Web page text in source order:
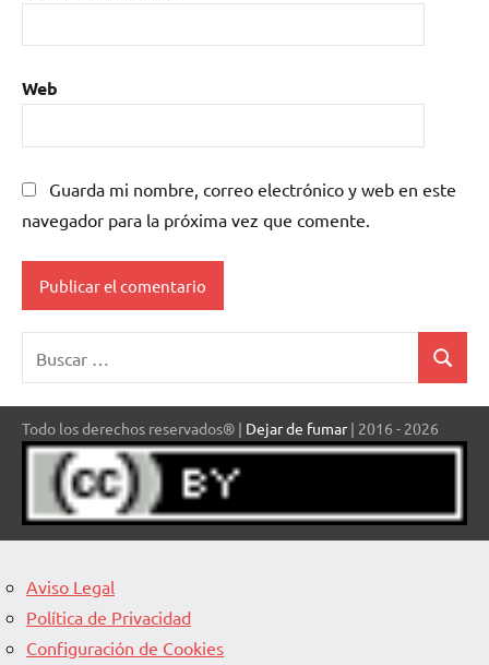
Web
Guarda mi nombre, correo electrónico y web en este
navegador para la próxima vez que comente.
Buscar
Todo los derechos reservados® | Dejar de fumar| 2016 - 2026
Aviso Legal
Política de Privacidad
Configuración de Cookies